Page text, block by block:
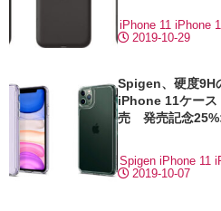
2019-10-29
iPhone 11 iPhone
Spigen、硬度9H
iPhone 11ケース
売 発売記念25%
2019-10-07
Spigen iPhone 11